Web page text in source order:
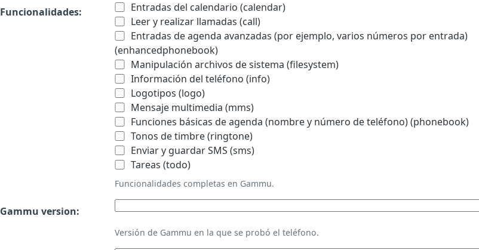
Funcionalidades:
Entradas del calendario (calendar)
Leer y realizar llamadas (call)
Entradas de agenda avanzadas (por ejemplo, varios números por entrada)
(enhancedphonebook)
Manipulación archivos de sistema (filesystem)
Información del teléfono (info)
Logotipos (logo)
Mensaje multimedia (mms)
Funciones básicas de agenda (nombre y número de teléfono) (phonebook)
Tonos de timbre (ringtone)
Enviar y guardar SMS (sms)
Tareas (todo)
Funcionalidades completas en Gammu.
Gammu version:
Versión de Gammu en la que se probó el teléfono.